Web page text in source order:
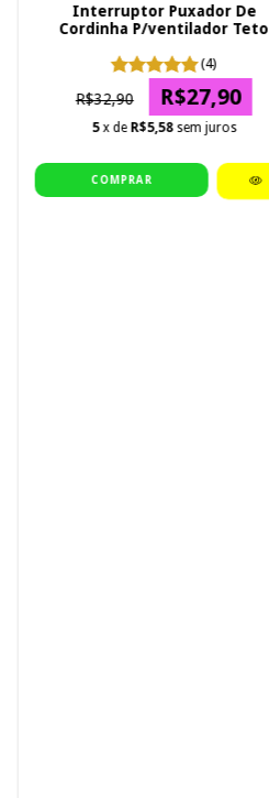
Interruptor Puxador De
Cordinha P/ventilador Teto
(4)
R$32,90 R$27,90
5 x de R$5,58 sem juros